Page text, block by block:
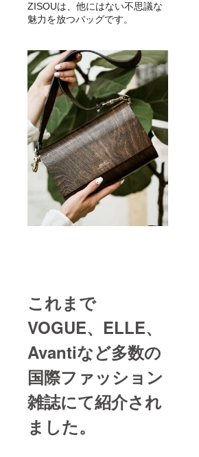
ZISOUは、他にはない不思議な
魅力を放つバッグです。
これまで
VOGUE、ELLE、
Avantiなど多数の
国際ファッション
雑誌にて紹介され
ました。